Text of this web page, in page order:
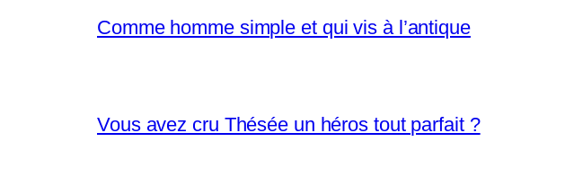
Comme homme simple et qui vis à l’antique
Vous avez cru Thésée un héros tout parfait ?